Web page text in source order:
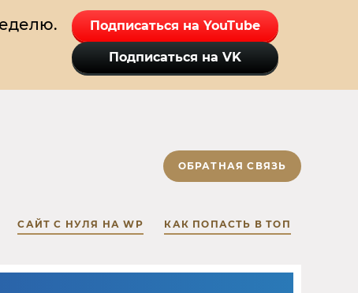
Подписаться на YouTube
Подписаться на VK
ОБРАТНАЯ СВЯЗЬ
САЙТ С НУЛЯ НА WP КАК ПОПАСТЬ В ТОП